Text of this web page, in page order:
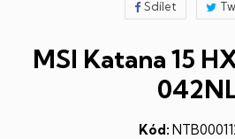
Sdílet
MSI Katana 15
Kód: